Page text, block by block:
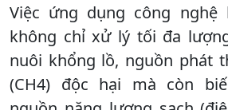
Việc ứng dụng công nghệ
không chỉ xử lý tối đa
nuôi khổng lồ, nguồn phát
(CH4) độc hại mà còn